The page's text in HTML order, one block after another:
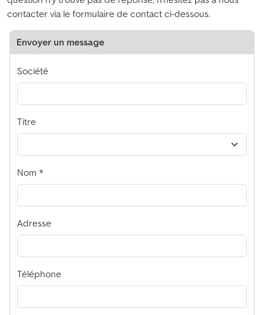
contacter via le formulaire de contact ci-dessous.
Envoyer un message
Société
Titre
Nom
Adresse
Téléphone